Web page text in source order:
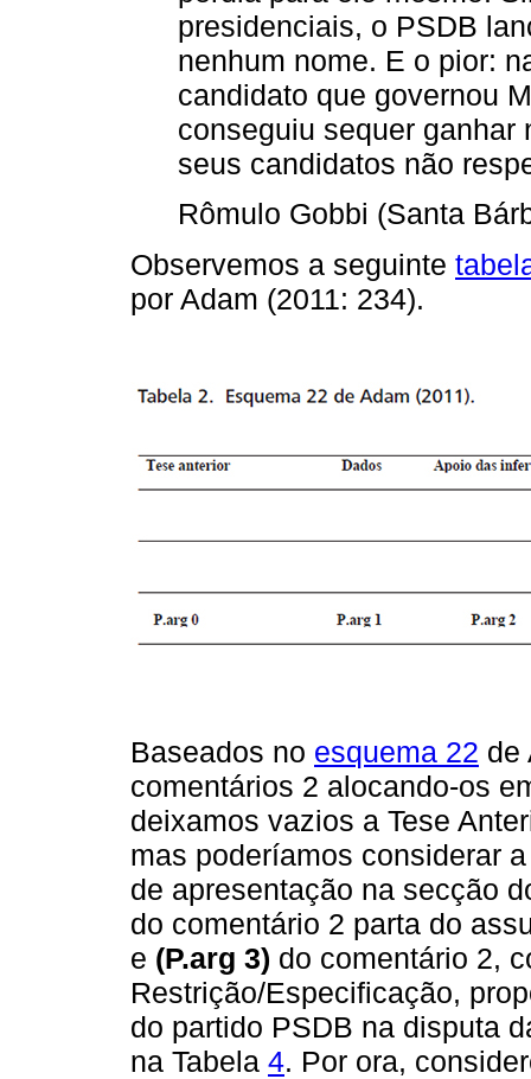
presidenciais, o PSDB
nenhum nome. E o pior:
candidato que governou
conseguiu sequer ganhar
seus candidatos não
Rômulo Gobbi (Santa
Observemos a seguinte
por Adam (2011: 234).
Baseados no esquema 22 de
comentários 2 alocando-os
deixamos vazios a Tese
mas poderíamos considerar
de apresentação na secção
do comentário 2 parta do
e (P.arg 3) do comentário 2,
Restrição/Especificação,
do partido PSDB na disputa
na Tabela 4. Por ora,